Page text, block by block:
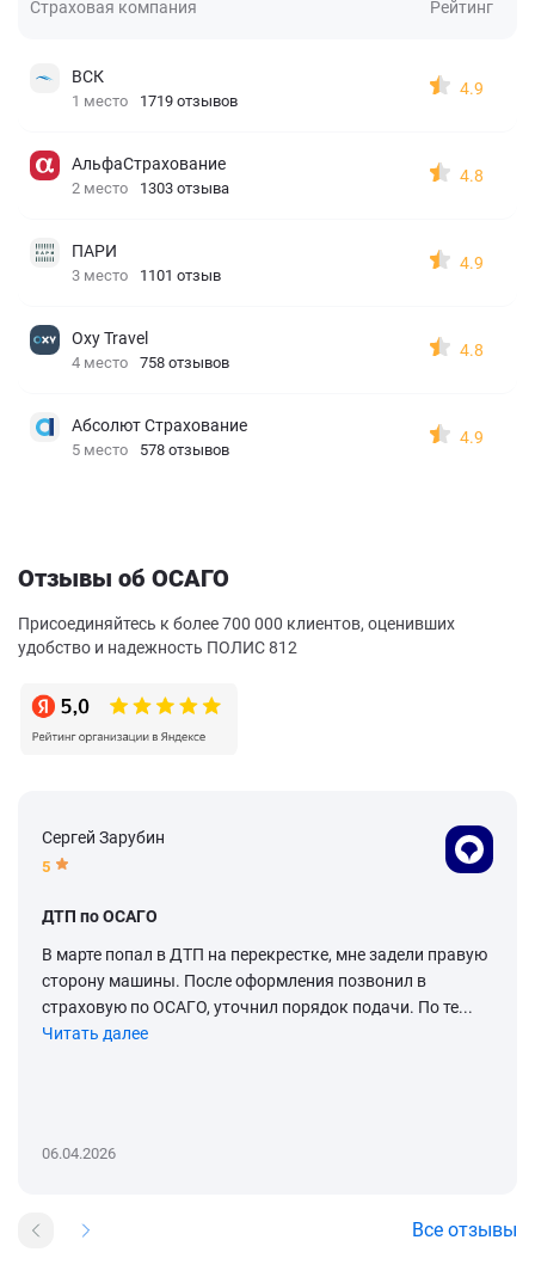
Страховая компания Рейтинг
ВСК
1 место 1719 отзывов
4.9
АльфаСтрахование
2 место 1303 отзыва
4.8
ПАРИ
3 место 1101 отзыв
4.9
Oxy Travel
4 место 758 отзывов
4.8
Абсолют Страхование
5 место 578 отзывов
4.9
Отзывы об ОСАГО
Присоединяйтесь к более 700 000 клиентов, оценивших
удобство и надежность ПОЛИС 812
Сергей Зарубин
5
ДТП по ОСАГО
В марте попал в ДТП на перекрестке, мне задели правую
сторону машины. После оформления позвонил в
страховую по ОСАГО, уточнил порядок подачи. По те...
Читать далее
06.04.2026
Все отзывы